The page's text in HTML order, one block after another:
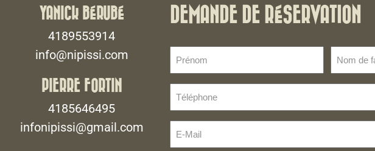
YANICK BÉRUBÉ
4189553914
info@nipissi.com
PIERRE FORTIN
4185646495
infonipissi@gmail.com
DEMANDE DE RÉSERVATION
(Nécessaire)
de
(Nécessaire)
Mail